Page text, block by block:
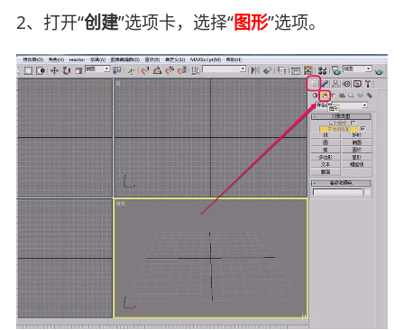
2、打开“创建”选项卡，选择“图形”选项。